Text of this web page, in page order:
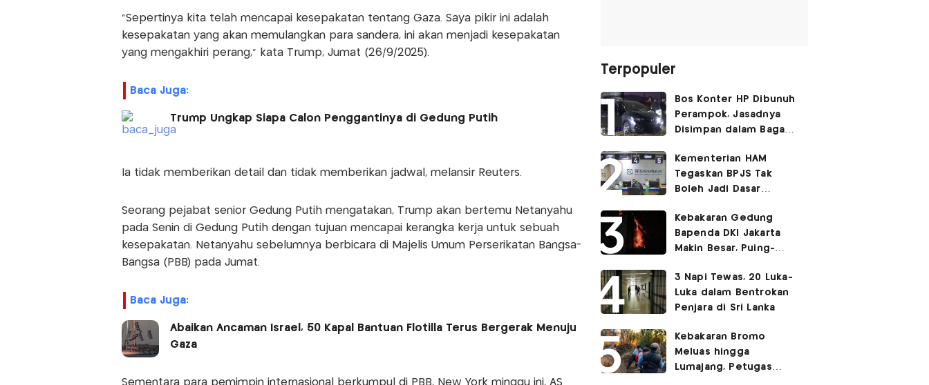
"Sepertinya kita telah mencapai kesepakatan tentang Gaza. Saya pikir ini adalah
kesepakatan yang akan memulangkan para sandera, ini akan menjadi kesepakatan
yang mengakhiri perang," kata Trump, Jumat (26/9/2025).
Baca Juga:
Trump Ungkap Siapa Calon Penggantinya di Gedung Putih
Ia tidak memberikan detail dan tidak memberikan jadwal, melansir Reuters.
Seorang pejabat senior Gedung Putih mengatakan, Trump akan bertemu Netanyahu
pada Senin di Gedung Putih dengan tujuan mencapai kerangka kerja untuk sebuah
kesepakatan. Netanyahu sebelumnya berbicara di Majelis Umum Perserikatan Bangsa-
Bangsa (PBB) pada Jumat.
Baca Juga:
Abaikan Ancaman Israel, 50 Kapal Bantuan Flotilla Terus Bergerak Menuju
Gaza
Sementara para pemimpin internasional berkumpul di PBB, New York minggu ini, AS
Terpopuler
Bos Konter HP Dibunuh
Perampok, Jasadnya
Disimpan dalam Bagasi
Kementerian HAM
Tegaskan BPJS Tak
Boleh Jadi Dasar
Layanan Kesehatan
Kebakaran Gedung
Bapenda DKI Jakarta
Makin Besar, Puing-
3 Napi Tewas, 20 Luka-
Luka dalam Bentrokan
Penjara di Sri Lanka
Kebakaran Bromo
Meluas hingga
Lumajang, Petugas